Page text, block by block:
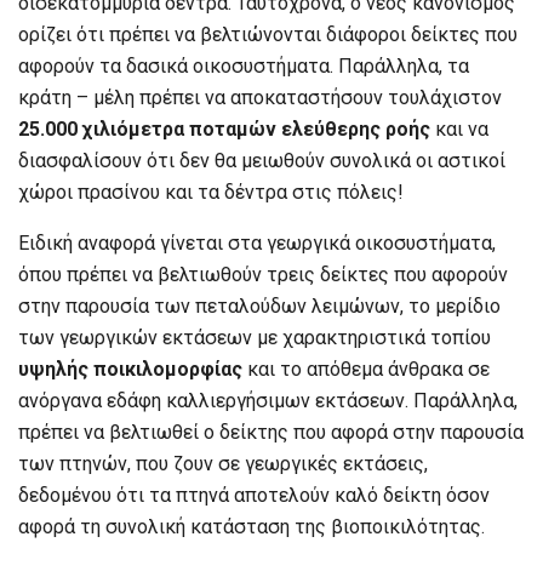
ορίζει ότι πρέπει να βελτιώνονται διάφοροι δείκτες που
αφορούν τα δασικά οικοσυστήματα. Παράλληλα, τα
κράτη – μέλη πρέπει να αποκαταστήσουν τουλάχιστον
25.000 χιλιόμετρα ποταμών ελεύθερης ροής και να
διασφαλίσουν ότι δεν θα μειωθούν συνολικά οι αστικοί
χώροι πρασίνου και τα δέντρα στις πόλεις!
Ειδική αναφορά γίνεται στα γεωργικά οικοσυστήματα,
όπου πρέπει να βελτιωθούν τρεις δείκτες που αφορούν
στην παρουσία των πεταλούδων λειμώνων, το μερίδιο
των γεωργικών εκτάσεων με χαρακτηριστικά τοπίου
υψηλής ποικιλομορφίας και το απόθεμα άνθρακα σε
ανόργανα εδάφη καλλιεργήσιμων εκτάσεων. Παράλληλα,
πρέπει να βελτιωθεί ο δείκτης που αφορά στην παρουσία
των πτηνών, που ζουν σε γεωργικές εκτάσεις,
δεδομένου ότι τα πτηνά αποτελούν καλό δείκτη όσον
αφορά τη συνολική κατάσταση της βιοποικιλότητας.